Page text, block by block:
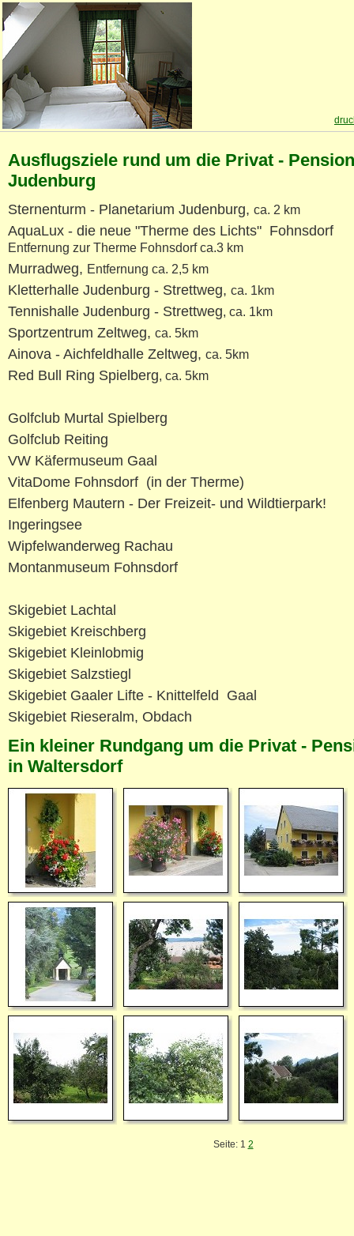
Ausflugsziele rund um die Privat -
Judenburg
Sternenturm - Planetarium Judenburg, ca. 2 km
AquaLux - die neue "Therme des Lichts" Fohnsdorf
Entfernung zur Therme Fohnsdorf ca.3 km
Murradweg, Entfernung ca. 2,5 km
Kletterhalle Judenburg - Strettweg, ca. 1km
Tennishalle Judenburg - Strettweg, ca. 1km
Sportzentrum Zeltweg, ca. 5km
Ainova - Aichfeldhalle Zeltweg, ca. 5km
Red Bull Ring Spielberg, ca. 5km
Golfclub Murtal Spielberg
Golfclub Reiting
VW Käfermuseum Gaal
VitaDome Fohnsdorf (in der Therme)
Elfenberg Mautern - Der Freizeit- und Wildtierpark!
Ingeringsee
Wipfelwanderweg Rachau
Montanmuseum Fohnsdorf
Skigebiet Lachtal
Skigebiet Kreischberg
Skigebiet Kleinlobmig
Skigebiet Salzstiegl
Skigebiet Gaaler Lifte - Knittelfeld Gaal
Skigebiet Rieseralm, Obdach
Ein kleiner Rundgang um die Privat -
in Waltersdorf
Seite: 1 2